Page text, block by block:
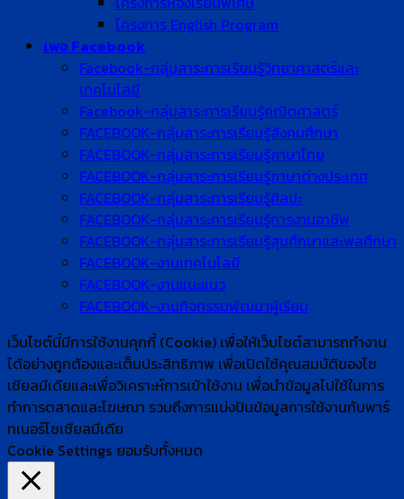
โครงการ English Program
เพจ Facebook
Facebook-กลุ่มสาระการเรียนรู้วิทยาศาสตร์และ
เทคโนโลยี
Facebook-กลุ่มสาระการเรียนรู้คณิตศาสตร์
FACEBOOK-กลุ่มสาระการเรียนรู้สังคมศึกษา
FACEBOOK-กลุ่มสาระการเรียนรู้ภาษาไทย
FACEBOOK-กลุ่มสาระการเรียนรู้ภาษาต่างประเทศ
FACEBOOK-กลุ่มสาระการเรียนรู้ศิลปะ
FACEBOOK-กลุ่มสาระการเรียนรู้การงานอาชีพ
FACEBOOK-กลุ่มสาระการเรียนรู้สุขศึกษาและพลศึกษา
FACEBOOK-งานเทคโนโลยี
FACEBOOK-งานแนะแนว
FACEBOOK-งานกิจกรรมพัฒนาผู้เรียน
เว็บไซต์นี้มีการใช้งานคุกกี้ (Cookie) เพื่อให้เว็บไซต์สามารถทำงาน
ได้อย่างถูกต้องและเต็มประสิทธิภาพ​ เพื่อเปิดใช้คุณสมบัติของโซ
เชียล​มีเดียและเพื่อวิเคราะห์การเข้าใช้งาน เพื่อนำข้อมูลไปใช้ในการ
ทำการตลาดและโฆษณา​ รวมถึงการแบ่งปันข้อมูลการใช้งานกับพาร์
ทเนอร์​โซเชียล​มีเดีย
Cookie Settings ยอมรับทั้งหมด